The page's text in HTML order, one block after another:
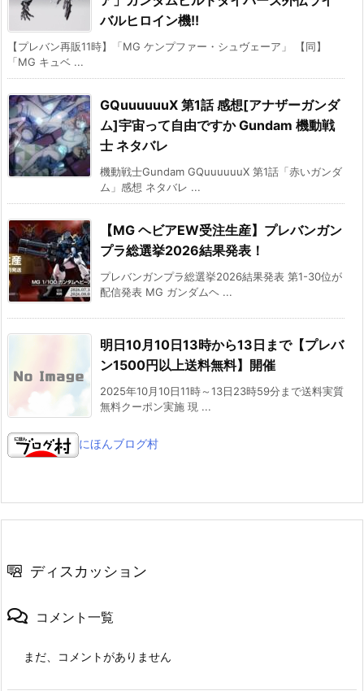
バルヒロイン機!!
【プレバン再販11時】「MG ケンプファー・シュヴェーア」 【同】
「MG キュベ ...
GQuuuuuuX 第1話 感想[アナザーガンダ
ム]宇宙って自由ですか Gundam 機動戦
士 ネタバレ
機動戦士Gundam GQuuuuuuX 第1話「赤いガンダ
ム」感想 ネタバレ ...
【MG ヘビアEW受注生産】プレバンガン
プラ総選挙2026結果発表！
プレバンガンプラ総選挙2026結果発表 第1-30位が
配信発表 MG ガンダムヘ ...
明日10月10日13時から13日まで【プレバ
ン1500円以上送料無料】開催
2025年10月10日11時～13日23時59分まで送料実質
無料クーポン実施 現 ...
にほんブログ村
ディスカッション
コメント一覧
まだ、コメントがありません